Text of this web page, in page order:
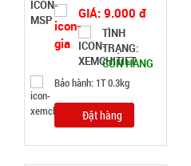
TRẠNG:
CÒN HÀNG
hành:
GIÁ: 9.000 đ
TÌNH
TRẠNG:
CÒN HÀNG
Bảo hành: 1T 0.3kg
Đặt hàng